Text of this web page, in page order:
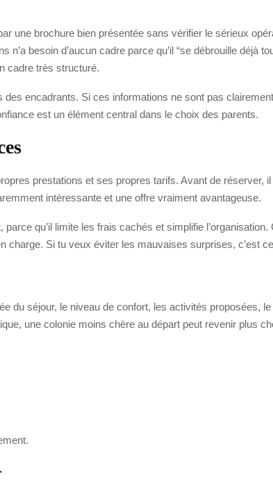
une brochure bien présentée sans vérifier le sérieux
besoin d’aucun cadre parce qu’il “se débrouille déjà
cadre très structuré.
encadrants. Si ces informations ne sont pas
est un élément central dans le choix des parents.
prestations et ses propres tarifs. Avant de réserver,
intéressante et une offre vraiment avantageuse.
qu’il limite les frais cachés et simplifie
charge. Si tu veux éviter les mauvaises surprises, c’est
du séjour, le niveau de confort, les activités proposées,
une colonie moins chère au départ peut revenir plus